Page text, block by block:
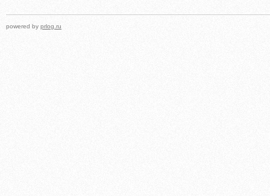
powered by prlog.ru